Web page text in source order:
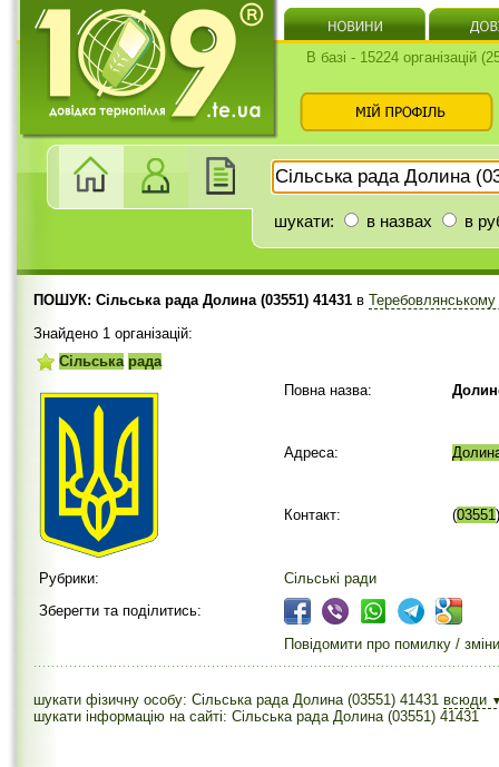
В базі - 15224 організацій
шукати: в назвах в
ПОШУК: Сільська рада Долина (03551) 41431 в Теребовлянському
Знайдено 1 організацій:
Сільська рада
Повна назва:
Адреса:
Контакт: (03551
Рубрики:
Сільські ради
Зберегти та поділитись:
Повідомити про помилку / зміни
шукати фізичну особу: Сільська рада Долина (03551) 41431 всюди
шукати інформацію на сайті: Сільська рада Долина (03551) 41431